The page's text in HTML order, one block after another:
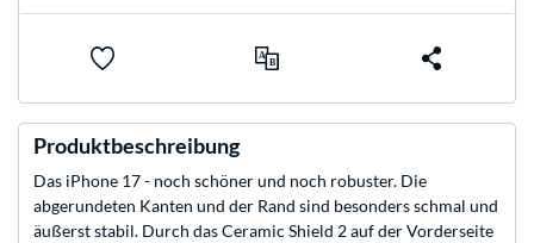
Produktbeschreibung
Das iPhone 17 - noch schöner und noch robuster. Die
abgerundeten Kanten und der Rand sind besonders schmal und
äußerst stabil. Durch das Ceramic Shield 2 auf der Vorderseite